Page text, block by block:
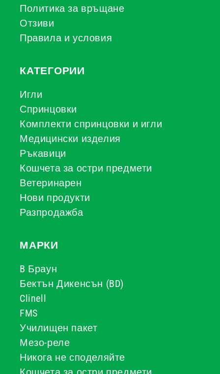
Политика за връщане
Отзиви
Правила и условия
КАТЕГОРИИ
Игли
Спринцовки
Комплекти спринцовки и игли
Медицински изделия
Ръкавици
Кошчета за остри предмети
Ветеринарен
Нови продукти
Разпродажба
МАРКИ
B Браун
Бектън Дикенсън (BD)
Clinell
FMS
Училищен пакет
Мезо-реле
Никога не споделяйте